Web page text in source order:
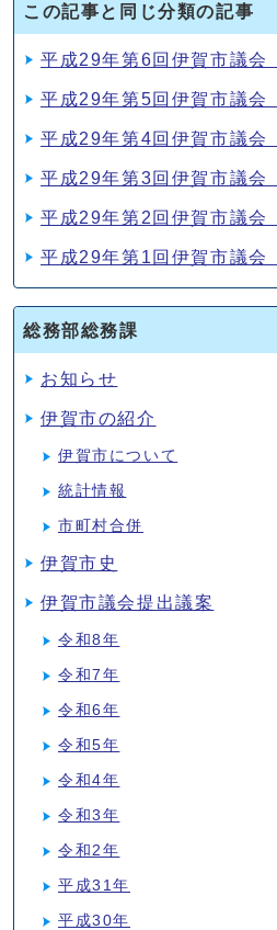
この記事と同じ分類の記事
平成29年第6回伊賀市議会
平成29年第5回伊賀市議会
平成29年第4回伊賀市議会
平成29年第3回伊賀市議会
平成29年第2回伊賀市議会
平成29年第1回伊賀市議会
総務部総務課
お知らせ
伊賀市の紹介
伊賀市について
統計情報
市町村合併
伊賀市史
伊賀市議会提出議案
令和8年
令和7年
令和6年
令和5年
令和4年
令和3年
令和2年
平成31年
平成30年